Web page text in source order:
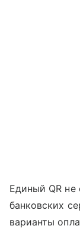
Единый QR
банковских
варианты